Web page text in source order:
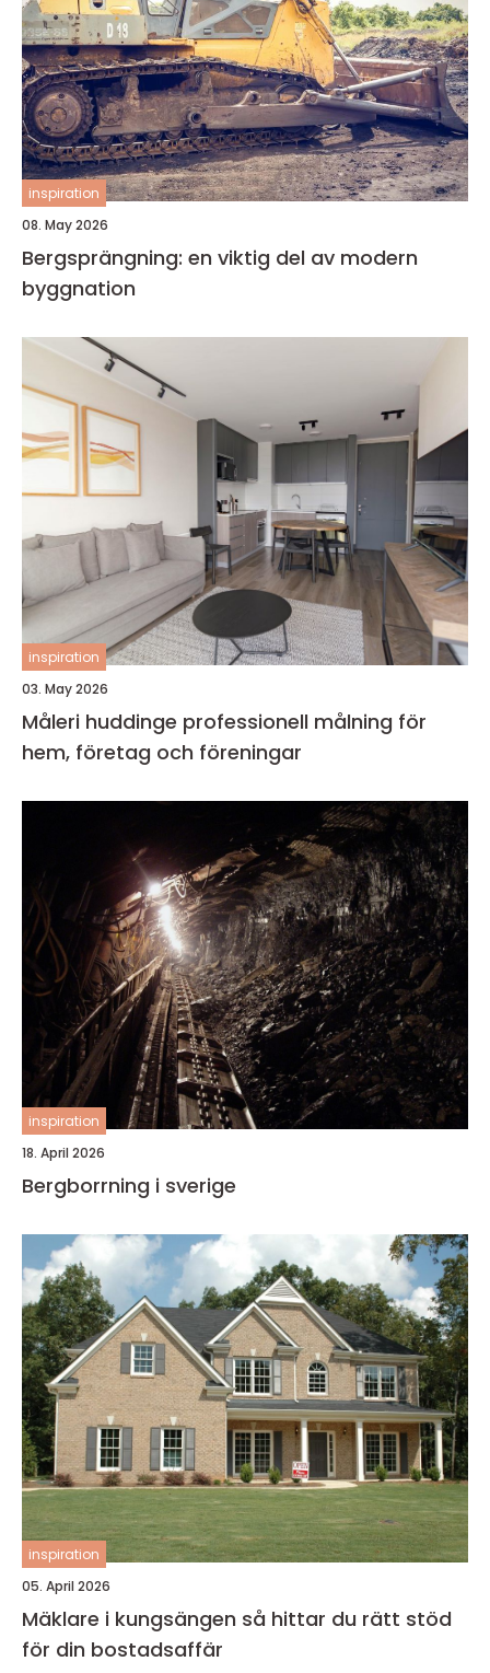
inspiration
08. May 2026
Bergsprängning: en viktig del av modern
byggnation
inspiration
03. May 2026
Måleri huddinge professionell målning för
hem, företag och föreningar
inspiration
18. April 2026
Bergborrning i sverige
inspiration
05. April 2026
Mäklare i kungsängen så hittar du rätt stöd
för din bostadsaffär